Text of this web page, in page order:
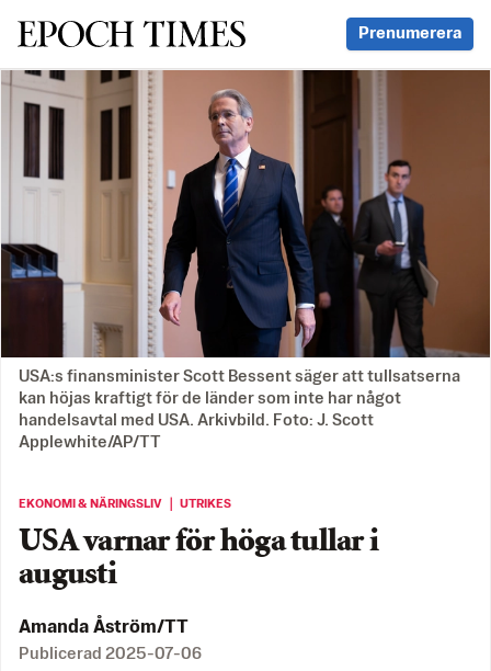
Svenska Epoch Times Prenumerera
USA:s finansminister Scott Bessent säger att tullsatserna
kan höjas kraftigt för de länder som inte har något
handelsavtal med USA. Arkivbild. Foto: J. Scott
Applewhite/AP/TT
EKONOMI & NÄRINGSLIV ｜ UTRIKES
USA varnar för höga tullar i
augusti
Amanda Åström/TT
Publicerad 2025-07-06